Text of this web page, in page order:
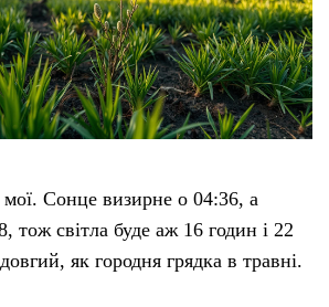
мої. Сонце визирне о 04:36, а
тож світла буде аж 16 годин і 22
як городня грядка в травні.